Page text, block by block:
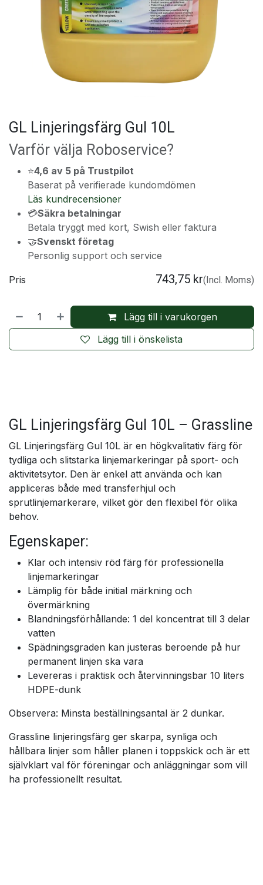
GL Linjeringsfärg Gul 10L
Varför välja Roboservice?
⭐4,6 av 5 på Trustpilot
Baserat på verifierade kundomdömen
Läs kundrecensioner
💳Säkra betalningar
Betala tryggt med kort, Swish eller faktura
🤝Svenskt företag
Personlig support och service
Lägg till i varukorgen
Lägg till i önskelista
Pris 743,75 kr(Incl. Moms)
GL Linjeringsfärg Gul 10L – Grassline
GL Linjeringsfärg Gul 10L är en högkvalitativ färg för
tydliga och slitstarka linjemarkeringar på sport- och
aktivitetsytor. Den är enkel att använda och kan
appliceras både med transferhjul och
sprutlinjemarkerare, vilket gör den flexibel för olika
behov.
Egenskaper:
Klar och intensiv röd färg för professionella
linjemarkeringar
Lämplig för både initial märkning och
övermärkning
Blandningsförhållande: 1 del koncentrat till 3 delar
vatten
Spädningsgraden kan justeras beroende på hur
permanent linjen ska vara
Levereras i praktisk och återvinningsbar 10 liters
HDPE-dunk
Observera: Minsta beställningsantal är 2 dunkar.
Grassline linjeringsfärg ger skarpa, synliga och
hållbara linjer som håller planen i toppskick och är ett
självklart val för föreningar och anläggningar som vill
ha professionellt resultat.